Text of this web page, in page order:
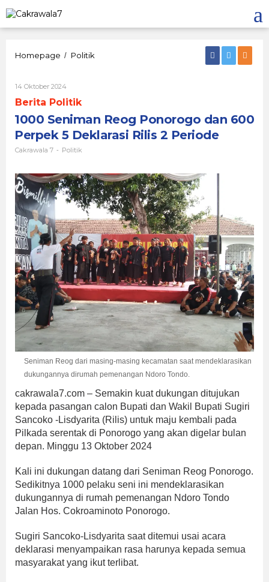
ke
konten
Homepage / Politik
Perpek
5
Deklarasi
Periode
14 Oktober 2024Oleh
7
Berita Politik
1000 Seniman Reog Ponorogo dan 600
Perpek 5 Deklarasi Rilis 2 Periode
Cakrawala 7 - Politik
Seniman Reog dari masing-masing kecamatan saat mendeklarasikan
dukungannya dirumah pemenangan Ndoro Tondo.
cakrawala7.com – Semakin kuat dukungan ditujukan
kepada pasangan calon Bupati dan Wakil Bupati Sugiri
Sancoko -Lisdyarita (Rilis) untuk maju kembali pada
Pilkada serentak di Ponorogo yang akan digelar bulan
depan. Minggu 13 Oktober 2024
Kali ini dukungan datang dari Seniman Reog Ponorogo.
Sedikitnya 1000 pelaku seni ini mendeklarasikan
dukungannya di rumah pemenangan Ndoro Tondo
Jalan Hos. Cokroaminoto Ponorogo.
Sugiri Sancoko-Lisdyarita saat ditemui usai acara
deklarasi menyampaikan rasa harunya kepada semua
masyarakat yang ikut terlibat.